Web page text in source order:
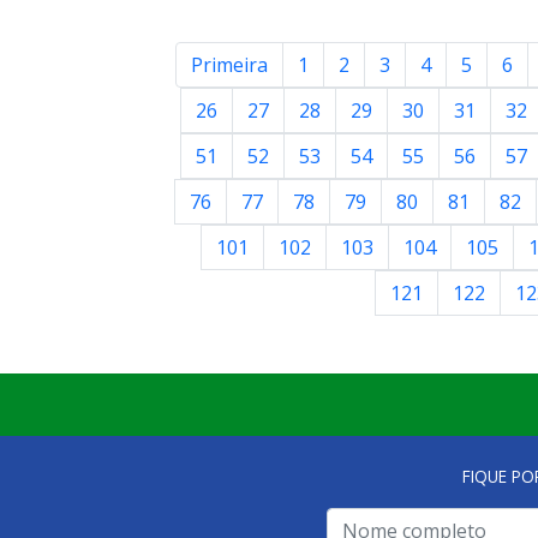
Primeira 1 2 3 4 5 6
26
27 28 29 30 31 32
51
52 53 54 55 56 57
76
77 78 79 80 81 82
101
102 103 104 105
121
122
FIQUE